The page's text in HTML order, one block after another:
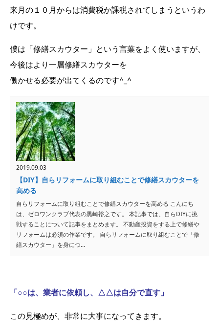
来月の１０月からは消費税か課税されてしまうというわ
けです。
僕は「修繕スカウター」という言葉をよく使いますが、
今後はより一層修繕スカウターを
働かせる必要が出てくるのです^_^
2019.09.03
【DIY】自らリフォームに取り組むことで修繕スカウターを
高める
自らリフォームに取り組むことで修繕スカウターを高める こんにち
は、ゼロワンクラブ代表の黒崎裕之です。 本記事では、自らDIYに挑
戦することについて記事をまとめます。 不動産投資をする上で修繕や
リフォームは必須の作業です。 自らリフォームに取り組むことで「修
繕スカウター」を身につ...
「○○は、業者に依頼し、△△は自分で直す」
この見極めが、非常に大事になってきます。